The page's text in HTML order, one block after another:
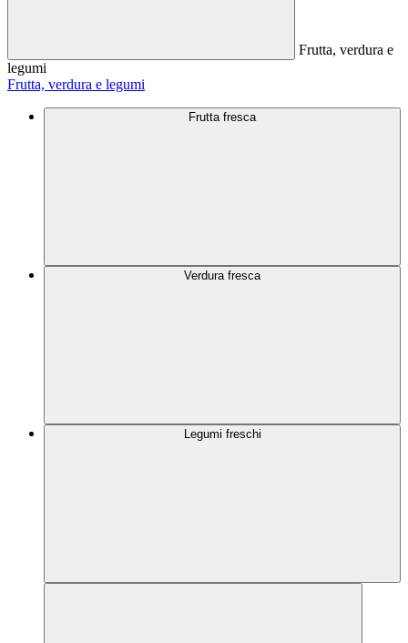
Frutta, verdura e
legumi
Frutta, verdura e legumi
Frutta fresca
Verdura fresca
Legumi freschi